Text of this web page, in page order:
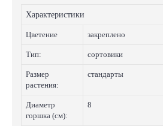
Характеристики
Цветение закреплено
Тип: сортовики
Размер
растения:
стандарты
Диаметр
горшка (см):
8